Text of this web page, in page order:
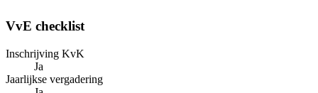
VvE checklist
Inschrijving KvK
Ja
Jaarlijkse vergadering